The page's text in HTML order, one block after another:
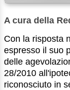
A cura della
Con la risposta
espresso il suo
delle
28/2010
riconosciuto in